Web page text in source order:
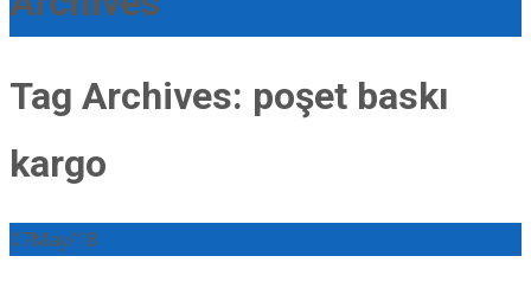
Tag Archives: poşet baskı
kargo
07May/18